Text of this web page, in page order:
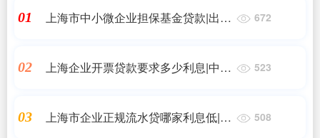
01
上海市中小微企业担保基金贷款|出台
672
02
上海企业开票贷款要求多少利息|中小
523
03
上海市企业正规流水贷哪家利息低|哪
508